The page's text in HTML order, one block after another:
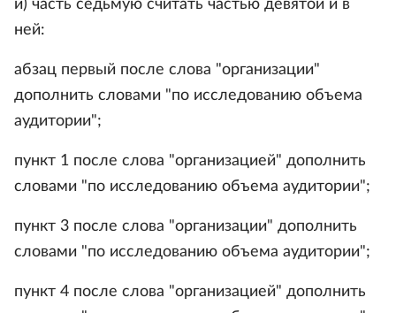
и) часть седьмую считать частью девятой и в
ней:
абзац первый после слова "организации"
дополнить словами "по исследованию объема
аудитории";
пункт 1 после слова "организацией" дополнить
словами "по исследованию объема аудитории";
пункт 3 после слова "организации" дополнить
словами "по исследованию объема аудитории";
пункт 4 после слова "организацией" дополнить